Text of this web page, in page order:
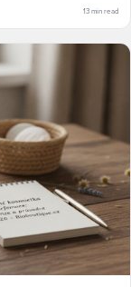
13 min read